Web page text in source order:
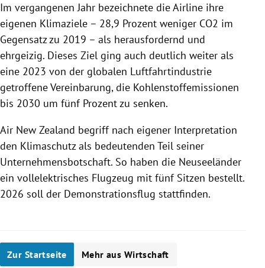
Im vergangenen Jahr bezeichnete die Airline ihre
eigenen Klimaziele – 28,9 Prozent weniger CO2 im
Gegensatz zu 2019 – als herausfordernd und
ehrgeizig. Dieses Ziel ging auch deutlich weiter als
eine 2023 von der globalen Luftfahrtindustrie
getroffene Vereinbarung, die Kohlenstoffemissionen
bis 2030 um fünf Prozent zu senken.
Air New Zealand begriff nach eigener Interpretation
den Klimaschutz als bedeutenden Teil seiner
Unternehmensbotschaft. So haben die Neuseeländer
ein vollelektrisches Flugzeug mit fünf Sitzen bestellt.
2026 soll der Demonstrationsflug stattfinden.
Zur Startseite Mehr aus Wirtschaft